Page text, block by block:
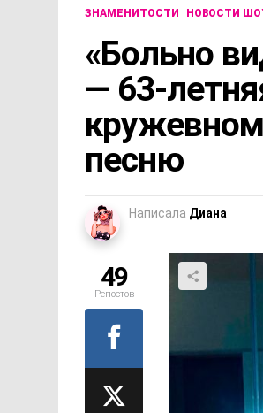
ЗНАМЕНИТОСТИ НОВОСТИ
«Больно
— 63-
песню
Написала Диана
49
Репостов